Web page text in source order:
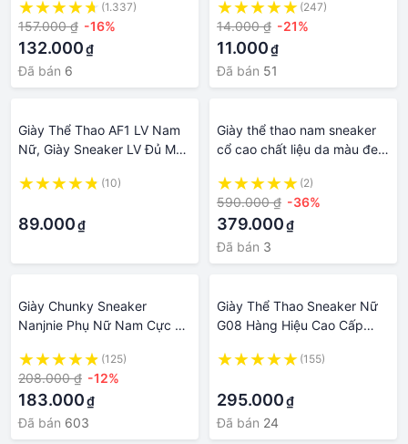
mại êm chân chống mùi cảm
giác thoải mái.
(1.337)
157.000 ₫ -16%
132.000₫
Đã bán 6
quai hậu, lười, da, cao gót
nữ đi du lịch
(247)
14.000 ₫ -21%
11.000₫
Đã bán 51
Giày Thể Thao AF1 LV Nam
Nữ, Giày Sneaker LV Đủ Màu
36-43 Phối Đồ Đẹp Hot
(10)
89.000₫
Giày thể thao nam sneaker
cổ cao chất liệu da màu đen
bảo hành 1 năm FL06
TIMAN
(2)
590.000 ₫ -36%
379.000₫
Đã bán 3
Giày Chunky Sneaker
Nanjnie Phụ Nữ Nam Cực Foi
Thường Ngày Đế Dày Phối
Cho Nữ Mẫu Mới 2022 Insr
Sành Điệu
(125)
208.000 ₫ -12%
183.000₫
Đã bán 603
Giày Thể Thao Sneaker Nữ
G08 Hàng Hiệu Cao Cấp
Hàn Quốc Dễ Phối Đi Học Đi
(155)
295.000₫
Đã bán 24